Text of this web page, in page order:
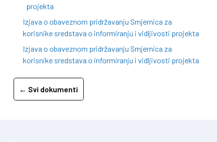
projekta
Izjava o obaveznom pridržavanju Smjernica za
korisnike sredstava o informiranju i vidljivosti projekta
Izjava o obaveznom pridržavanju Smjernica za
korisnike sredstava o informiranju i vidljivosti projekta
← Svi dokumenti